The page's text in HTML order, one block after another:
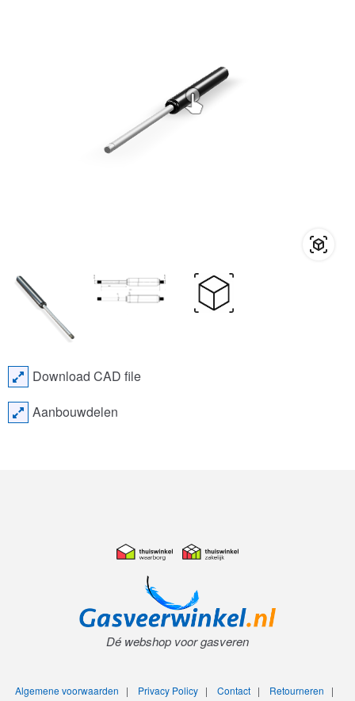
Download CAD file
Aanbouwdelen
Dé webshop voor gasveren
Algemene voorwaarden | Privacy Policy| Contact| Retourneren |